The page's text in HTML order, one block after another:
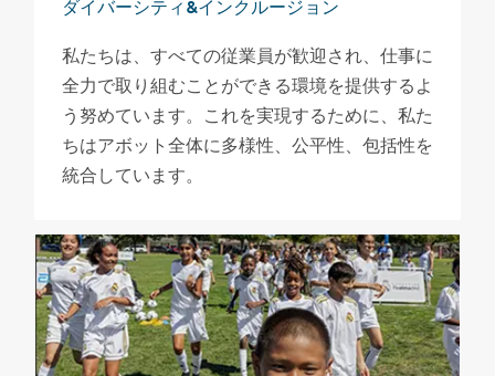
ダイバーシティ&インクルージョン
私たちは、すべての従業員が歓迎され、仕事に
全力で取り組むことができる環境を提供するよ
う努めています。これを実現するために、私た
ちはアボット全体に多様性、公平性、包括性を
統合しています。